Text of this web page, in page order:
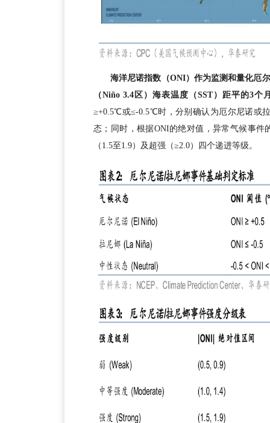
海洋尼诺指数（ONI）作为监测和量化厄
（Niño 3.4区）海表温度（SST）距平的3个
≥+0.5℃或≤-0.5℃时，分别确认为厄尔尼诺或
态；同时，根据ONI的绝对值，异常气候事件
（1.5至1.9）及超强（≥2.0）四个递进等级。